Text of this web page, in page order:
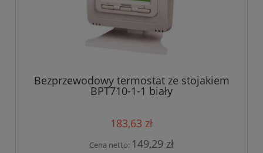
Bezprzewodowy termostat ze stojakiem
BPT710-1-1 biały
183,63 zł
Cena netto: 149,29 zł